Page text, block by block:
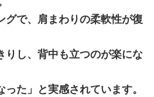
グで、肩まわりの柔軟性が復
りし、背中も立つのが楽にな
た」と実感されています。